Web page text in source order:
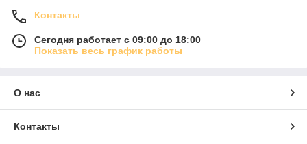
Контакты
Сегодня работает с 09:00 до 18:00
Показать весь график работы
О нас
Контакты